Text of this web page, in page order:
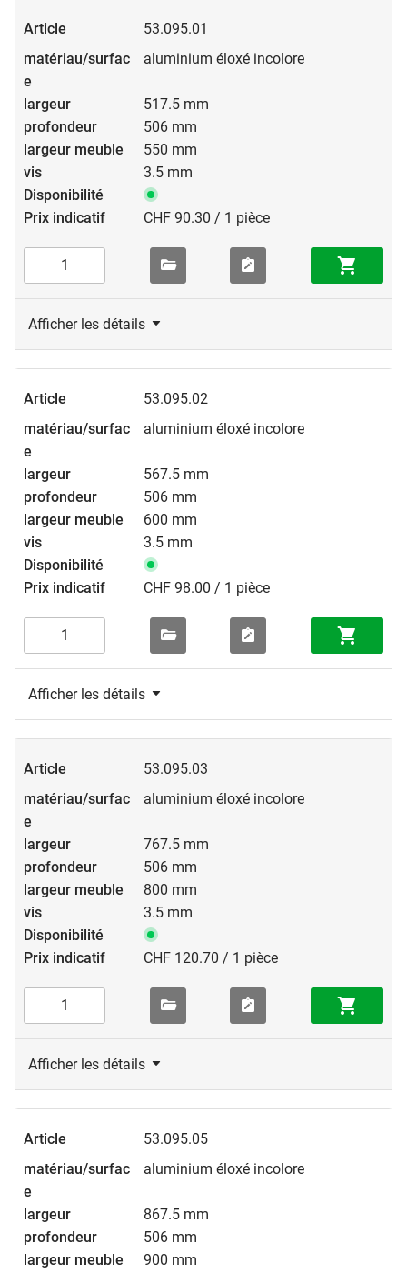
53.095.01
aluminium éloxé incolore
517.5 mm
506 mm
550 mm
3.5 mm
CHF 90.30 / 1 pièce
Afficher les détails
53.095.02
aluminium éloxé incolore
567.5 mm
506 mm
600 mm
3.5 mm
CHF 98.00 / 1 pièce
Afficher les détails
53.095.03
aluminium éloxé incolore
767.5 mm
506 mm
800 mm
3.5 mm
CHF 120.70 / 1 pièce
Afficher les détails
53.095.05
aluminium éloxé incolore
867.5 mm
506 mm
900 mm